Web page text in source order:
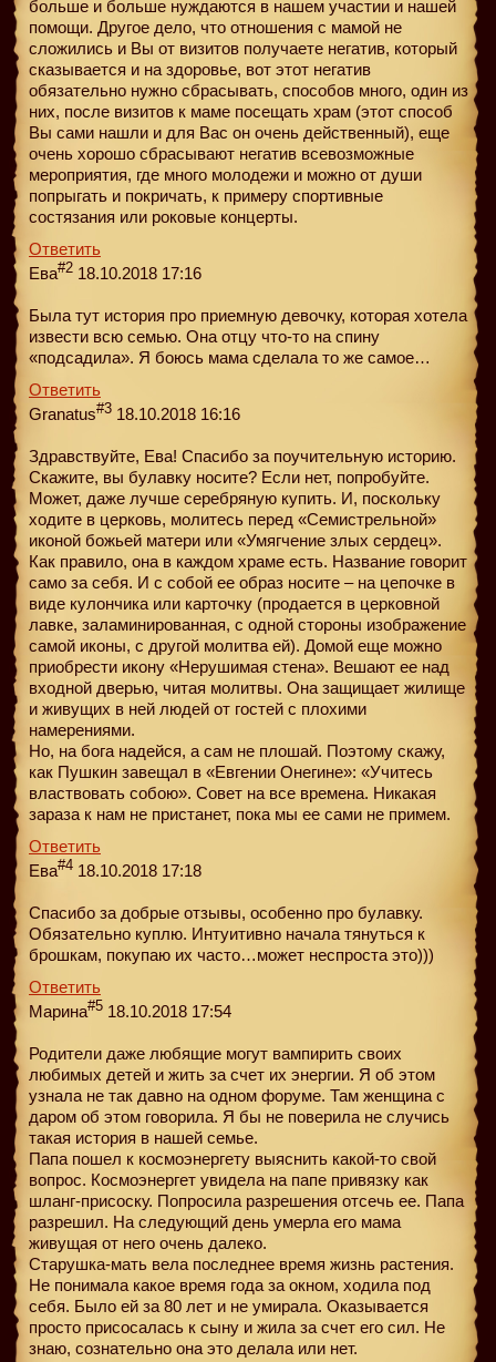
больше и больше нуждаются в нашем участии и нашей
помощи. Другое дело, что отношения с мамой не
сложились и Вы от визитов получаете негатив, который
сказывается и на здоровье, вот этот негатив
обязательно нужно сбрасывать, способов много, один из
них, после визитов к маме посещать храм (этот способ
Вы сами нашли и для Вас он очень действенный), еще
очень хорошо сбрасывают негатив всевозможные
мероприятия, где много молодежи и можно от души
попрыгать и покричать, к примеру спортивные
состязания или роковые концерты.
Ответить
Ева#2 18.10.2018 17:16
Была тут история про приемную девочку, которая хотела
извести всю семью. Она отцу что-то на спину
«подсадила». Я боюсь мама сделала то же самое…
Ответить
Granatus#3 18.10.2018 16:16
Здравствуйте, Ева! Спасибо за поучительную историю.
Скажите, вы булавку носите? Если нет, попробуйте.
Может, даже лучше серебряную купить. И, поскольку
ходите в церковь, молитесь перед «Семистрельной»
иконой божьей матери или «Умягчение злых сердец».
Как правило, она в каждом храме есть. Название говорит
само за себя. И с собой ее образ носите – на цепочке в
виде кулончика или карточку (продается в церковной
лавке, заламинированная, с одной стороны изображение
самой иконы, с другой молитва ей). Домой еще можно
приобрести икону «Нерушимая стена». Вешают ее над
входной дверью, читая молитвы. Она защищает жилище
и живущих в ней людей от гостей с плохими
намерениями.
Но, на бога надейся, а сам не плошай. Поэтому скажу,
как Пушкин завещал в «Евгении Онегине»: «Учитесь
властвовать собою». Совет на все времена. Никакая
зараза к нам не пристанет, пока мы ее сами не примем.
Ответить
Ева#4 18.10.2018 17:18
Спасибо за добрые отзывы, особенно про булавку.
Обязательно куплю. Интуитивно начала тянуться к
брошкам, покупаю их часто…может неспроста это)))
Ответить
Марина#5 18.10.2018 17:54
Родители даже любящие могут вампирить своих
любимых детей и жить за счет их энергии. Я об этом
узнала не так давно на одном форуме. Там женщина с
даром об этом говорила. Я бы не поверила не случись
такая история в нашей семье.
Папа пошел к космоэнергету выяснить какой-то свой
вопрос. Космоэнергет увидела на папе привязку как
шланг-присоску. Попросила разрешения отсечь ее. Папа
разрешил. На следующий день умерла его мама
живущая от него очень далеко.
Старушка-мать вела последнее время жизнь растения.
Не понимала какое время года за окном, ходила под
себя. Было ей за 80 лет и не умирала. Оказывается
просто присосалась к сыну и жила за счет его сил. Не
знаю, сознательно она это делала или нет.